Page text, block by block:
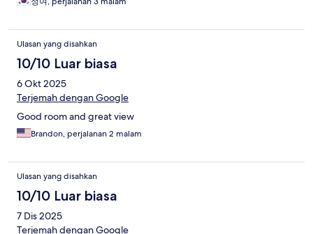
Ulasan yang disahkan
10/10 Luar biasa
6 Okt 2025
Terjemah dengan Google
Good room and great view
Brandon, perjalanan 2 malam
Ulasan yang disahkan
10/10 Luar biasa
7 Dis 2025
Terjemah dengan Google